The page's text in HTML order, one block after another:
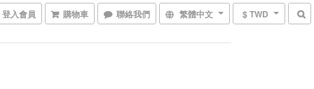
登入會員 購物車 聯絡我們 繁體中文 $ TWD